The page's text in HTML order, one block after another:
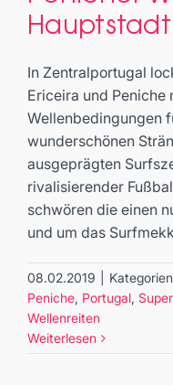
In Zentralportugal
Ericeira und Peniche
Wellenbedingungen
wunderschönen
ausgeprägten
rivalisierender
schwören die einen
und um das
08.02.2019
Peniche, Portugal,
Wellenreiten
Weiterlesen